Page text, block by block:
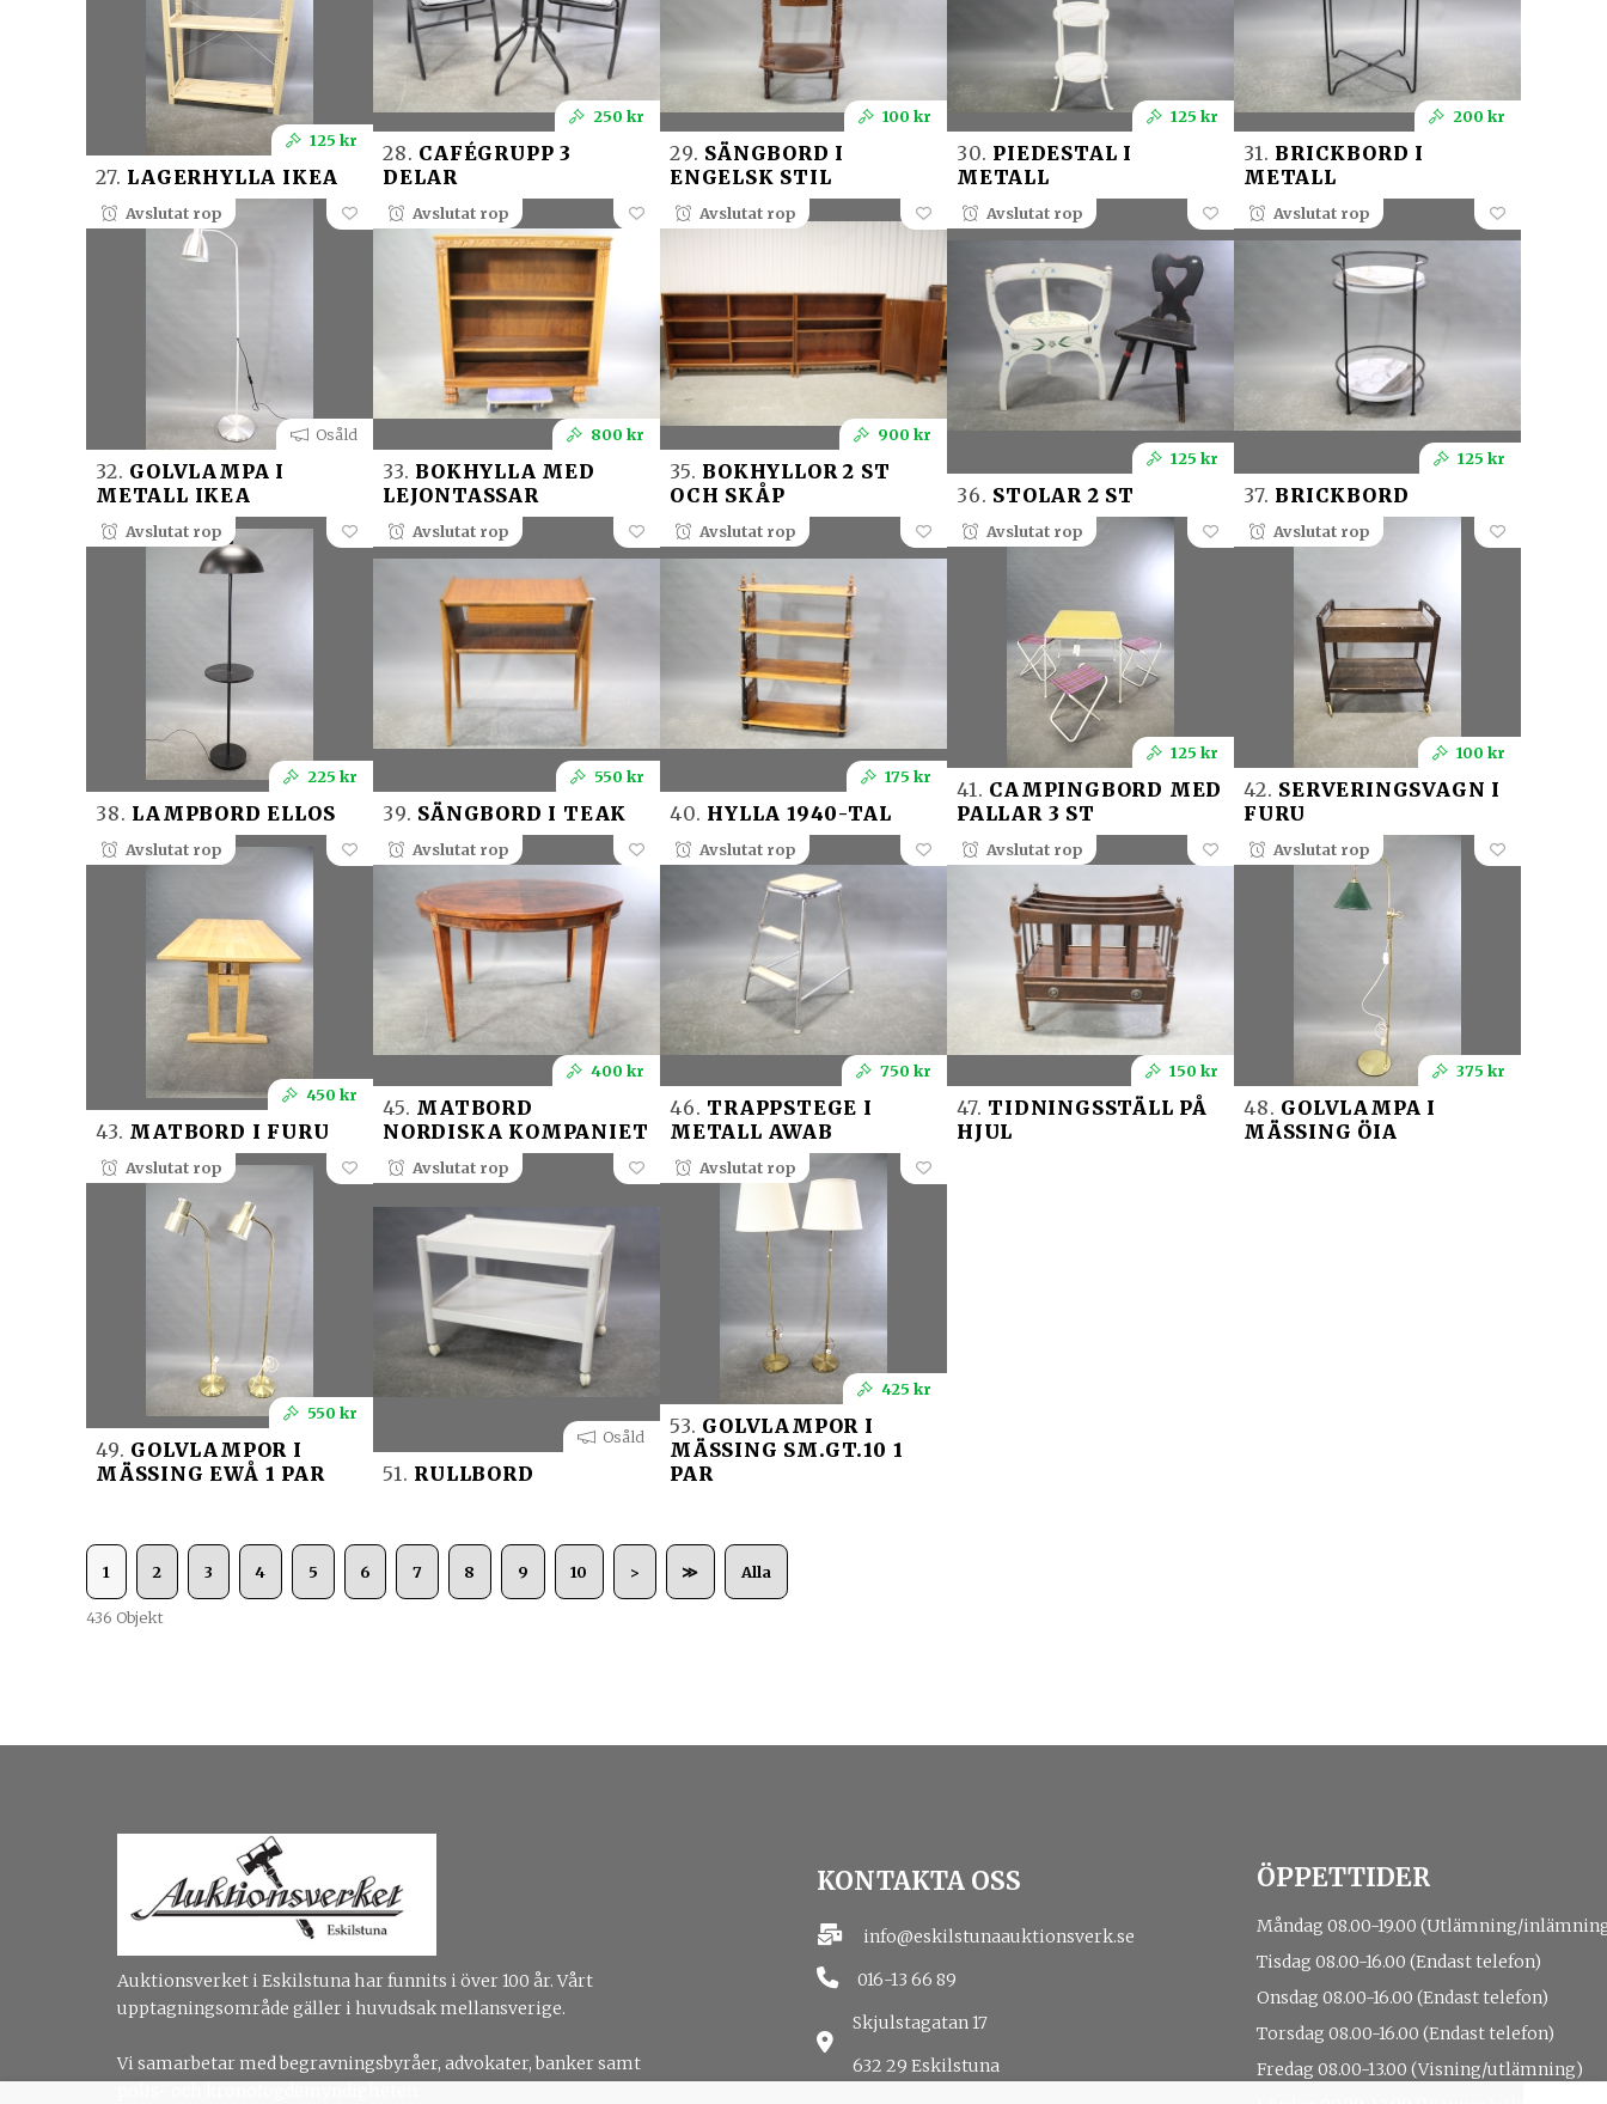
125 kr
27. LAGERHYLLA IKEA
250 kr
28. CAFÉGRUPP 3
DELAR
100 kr
29. SÄNGBORD I
ENGELSK STIL
125 kr
30. PIEDESTAL I
METALL
200 kr
31. BRICKBORD I
METALL
Avslutat rop
Osåld
32. GOLVLAMPA I
METALL IKEA
Avslutat rop
800 kr
33. BOKHYLLA MED
LEJONTASSAR
Avslutat rop
900 kr
35. BOKHYLLOR 2 ST
OCH SKÅP
Avslutat rop
125 kr
36. STOLAR 2 ST
Avslutat rop
125 kr
37. BRICKBORD
Avslutat rop
225 kr
38. LAMPBORD ELLOS
Avslutat rop
550 kr
39. SÄNGBORD I TEAK
Avslutat rop
175 kr
40. HYLLA 1940-TAL
Avslutat rop
125 kr
41. CAMPINGBORD MED
PALLAR 3 ST
Avslutat rop
100 kr
42. SERVERINGSVAGN I
FURU
Avslutat rop
450 kr
43. MATBORD I FURU
Avslutat rop
400 kr
45. MATBORD
NORDISKA KOMPANIET
Avslutat rop
750 kr
46. TRAPPSTEGE I
METALL AWAB
Avslutat rop
150 kr
47. TIDNINGSSTÄLL PÅ
HJUL
Avslutat rop
375 kr
48. GOLVLAMPA I
MÄSSING ÖIA
Avslutat rop
550 kr
49. GOLVLAMPOR I
MÄSSING EWÅ 1 PAR
Avslutat rop
Osåld
51. RULLBORD
Avslutat rop
425 kr
53. GOLVLAMPOR I
MÄSSING SM.GT.10 1
PAR
1 2 3 4 5 6 7 8 9 10 > ≫ Alla
436 Objekt
Auktionsverket i Eskilstuna har funnits i över 100 år. Vårt
upptagningsområde gäller i huvudsak mellansverige.
Vi samarbetar med begravningsbyråer, advokater, banker samt
KONTAKTA OSS
info@eskilstunaauktionsverk.se
016-13 66 89
Skjulstagatan 17
632 29 Eskilstuna
ÖPPETTIDER
Måndag 08.00-19.00 (Utlämning/
Tisdag 08.00-16.00 (Endast telefon)
Onsdag 08.00-16.00 (Endast telefon)
Torsdag 08.00-16.00 (Endast telefon)
Fredag 08.00-13.00 (Visning/utlämning)